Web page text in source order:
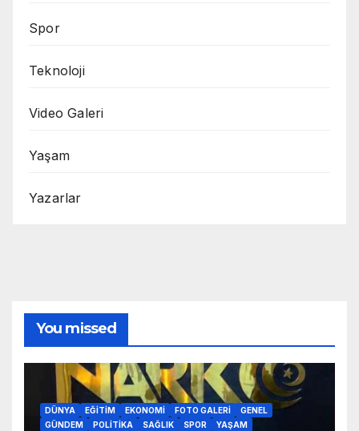
Spor
Teknoloji
Video Galeri
Yaşam
Yazarlar
You missed
DÜNYA EĞITIM EKONOMI FOTO GALERI
GENEL
GÜNDEM
POLITIKA SAĞLIK SPOR YAŞAM